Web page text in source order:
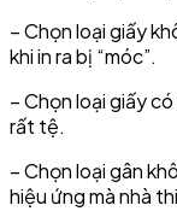
– Chọn loại giấy
khi in ra bị “móc”.
– Chọn loại giấy
rất tệ.
– Chọn loại gân
hiệu ứng mà nhà